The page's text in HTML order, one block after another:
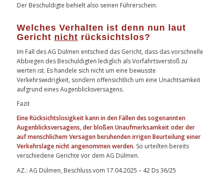
Der Beschuldigte behielt also seinen Führerschein.
Welches Verhalten ist denn nun laut
Gericht nicht rücksichtslos?
Im Fall des AG Dülmen entschied das Gericht, dass das vorschnelle
Abbiegen des Beschuldigten lediglich als Vorfahrtsverstoß zu
werten ist. Es handele sich nicht um eine bewusste
Verkehrswidrigkeit, sondern offensichtlich um eine Unachtsamkeit
aufgrund eines Augenblicksversagens.
Fazit
Eine Rücksichtslosigkeitkann in den Fällen des sogenannten
Augenblicksversagens, der bloßen Unaufmerksamkeit oder der
auf menschlichem Versagen beruhenden irrigen Beurteilung einer
Verkehrslage nicht angenommen werden. So urteilten bereits
verschiedene Gerichte vor dem AG Dülmen.
AZ.: AG Dülmen, Beschluss vom 17.04.2025 – 42 Ds 36/25